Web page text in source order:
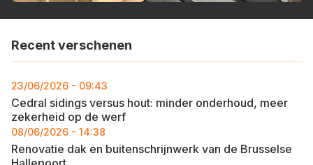
Recent verschenen
23/06/2026 - 09:43
Cedral sidings versus hout: minder onderhoud, meer
zekerheid op de werf
08/06/2026 - 14:38
Renovatie dak en buitenschrijnwerk van de Brusselse